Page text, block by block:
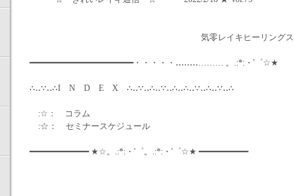
気零レイキヒーリングスク
━━━━━━━━━━━━━━━━━━━━━・・・・・‥‥‥‥……… 。.:*:・'゜☆★
∴‥∵‥∴I N D E X ∴‥∵‥∴‥∵‥∴‥∴‥∵‥∴‥∵‥∴
:☆： コラム
:☆： セミナースケジュール
━━━━━━━━━━━━ ★☆。.:*:・'゜。.:*:・'゜☆★ ━━━━━━━━━━